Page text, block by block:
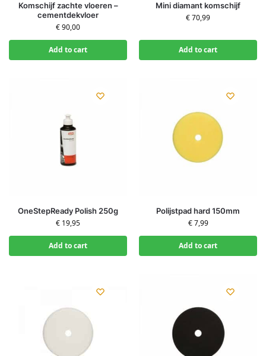
Komschijf zachte vloeren –
cementdekvloer
€90,00
Add to cart
Mini diamant komschijf
€70,99
Add to cart
OneStepReady Polish 250g
€ 19,95
Add to cart
Polijstpad hard 150mm
€7,99
Add to cart